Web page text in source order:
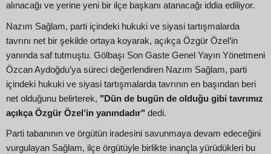
alınacağı ve yerine yeni bir ilçe başkanı atanacağı iddia ediliyor.
Nazım Sağlam, parti içindeki hukuki ve siyasi tartışmalarda
tavrını net bir şekilde ortaya koyarak, açıkça Özgür Özel’in
yanında saf tutmuştu. Gölbaşı Son Gaste Genel Yayın Yönetmeni
Özcan Aydoğdu’ya süreci değerlendiren Nazım Sağlam, parti
içindeki hukuki ve siyasi tartışmalarda tavrının en başından beri
net olduğunu belirterek, "Dün de bugün de olduğu gibi tavrımız
açıkça Özgür Özel’in yanındadır" dedi.
Parti tabanının ve örgütün iradesini savunmaya devam edeceğini
vurgulayan Sağlam, ilçe örgütüyle birlikte inançla yürüdükleri bu